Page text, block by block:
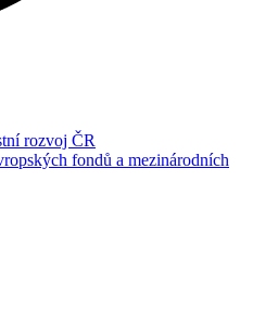
rozvoj ČR
fondů a mezinárodních